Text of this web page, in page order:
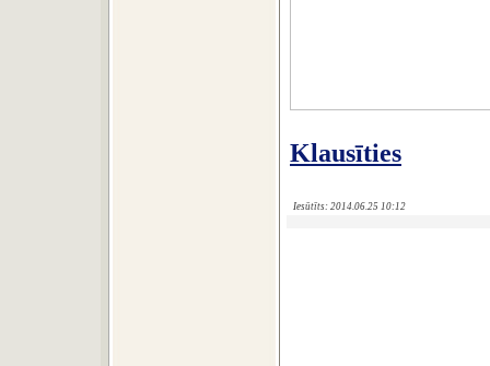
Klausīties‍
Iesūtīts: 2014.06.25 10:12